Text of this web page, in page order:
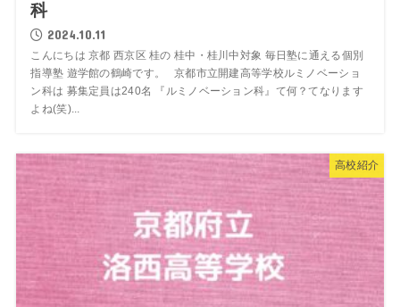
科
2024.10.11
こんにちは 京都 西京区 桂の 桂中・桂川中対象 毎日塾に通える個別
指導塾 遊学館の鶴崎です。 京都市立開建高等学校ルミノベーショ
ン科は 募集定員は240名 『ルミノベーション科』て何？てなります
よね(笑)...
高校紹介